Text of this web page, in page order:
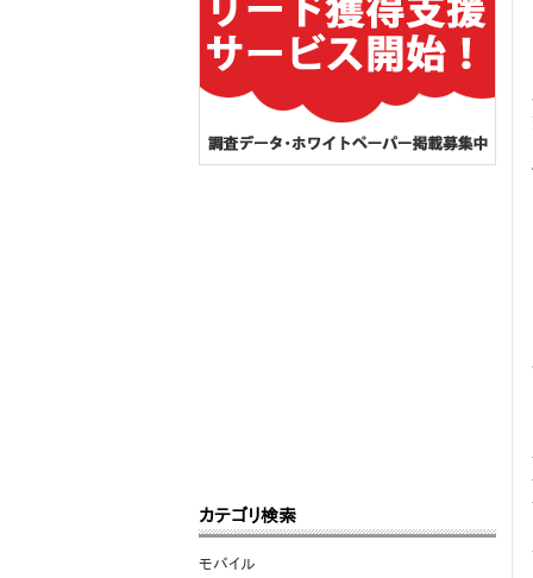
カテゴリ検索
モバイル